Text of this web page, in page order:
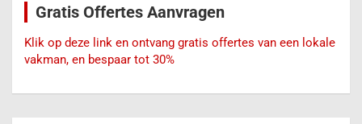
Gratis Offertes Aanvragen
Klik op deze link en ontvang gratis offertes van een lokale
vakman, en bespaar tot 30%